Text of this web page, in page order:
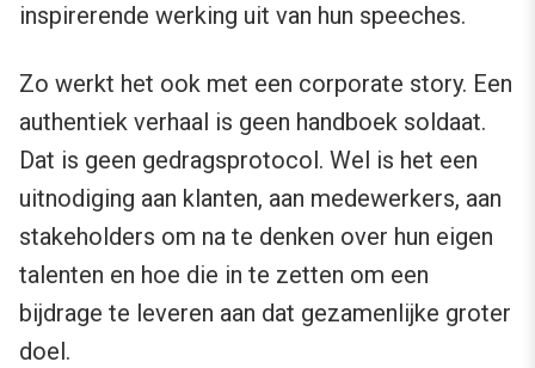
inspirerende werking uit van hun speeches.
Zo werkt het ook met een corporate story. Een
authentiek verhaal is geen handboek soldaat.
Dat is geen gedragsprotocol. Wel is het een
uitnodiging aan klanten, aan medewerkers, aan
stakeholders om na te denken over hun eigen
talenten en hoe die in te zetten om een
bijdrage te leveren aan dat gezamenlijke groter
doel.